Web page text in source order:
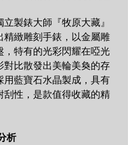
製錶大師『牧原大藏』
精緻雕刻手錶，以金屬雕
，特有的光彩閃耀在啞光
對比散發出美輪美奐的存
用藍寶石水晶製成，具有
刮性，是款值得收藏的精
析